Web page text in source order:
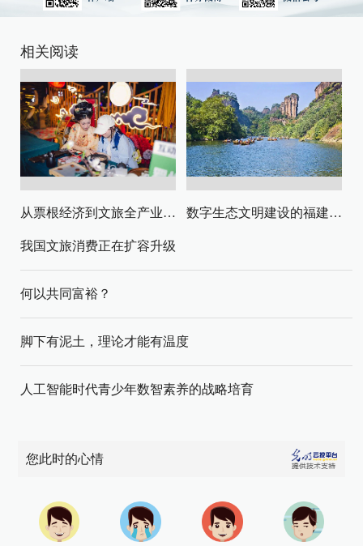
相关阅读
从票根经济到文旅全产业链升级 数字生态文明建设的福建路径与启示
我国文旅消费正在扩容升级
何以共同富裕？
脚下有泥土，理论才能有温度
人工智能时代青少年数智素养的战略培育
您此时的心情